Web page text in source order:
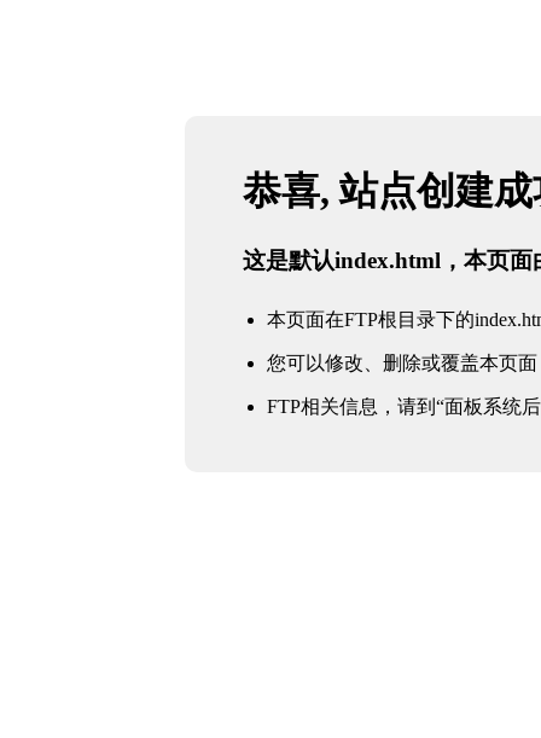
恭喜, 站点创建
这是默认index.html，本页面
本页面在FTP根目录下的
您可以修改、删除或覆盖本页面
FTP相关信息，请到“面板系统